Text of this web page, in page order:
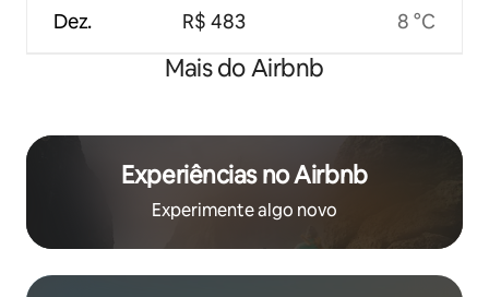
Dez. R$ 483 8 °C
Mais do Airbnb
Experiências no Airbnb
Experimente algo novo